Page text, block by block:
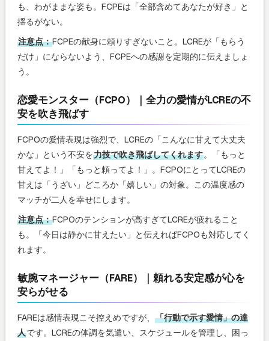
も、わがままな姿も。FCPEは「全部含めてあなたが好き」と
揺るがない。
注意点：FCPEの献身に頼りすぎないこと。LCREが「もらう
だけ」にならないよう、FCPEへの感謝を定期的に伝えましょ
う。
恋愛モンスター（FCPO）｜全力の愛情がLCREの不
安を吹き飛ばす
FCPOの愛情表現は強烈で、LCREの「こんなに甘えて大丈夫
かな」という不安を力技で吹き飛ばしてくれます。「もっと
甘えてよ！」「もっと頼ってよ！」。FCPOにとってLCREの
甘えは「うざい」どころか「嬉しい」の対象。この温度感の
マッチが二人を幸せにします。
注意点：FCPOのテンションが高すぎてLCREが疲れること
も。「今日は静かに甘えたい」と伝えればFCPOも対応してく
れます。
敏腕マネージャー（FARE）｜頼れる安定感が心を
安らがせる
FAREは感情表現こそ控えめですが、 「行動で示す愛情」の達
人です。LCREの体調を気遣い、スケジュールを管理し、困っ